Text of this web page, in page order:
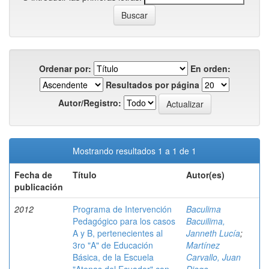
Ordenar por:
En orden:
Resultados por página
Autor/Registro:
Mostrando resultados 1 a 1 de 1
Fecha de
publicación
Título Autor(es)
2012
Programa de Intervención
Pedagógico para los casos
A y B, pertenecientes al
3ro "A" de Educación
Básica, de la Escuela
Baculima
Bacuilima,
Janneth Lucía;
Martínez
Carvallo, Juan